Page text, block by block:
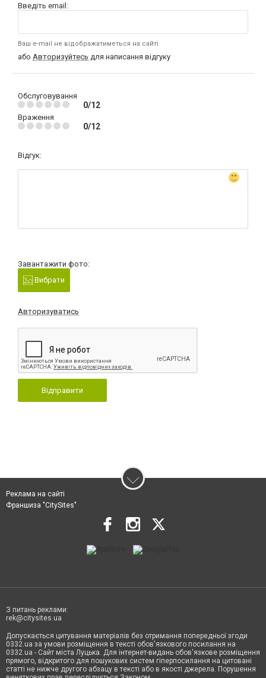
Введіть email:
Ваш e-mail не відображатиметься на сайті
або Авторизуйтесь для написання відгуку
Обслуговування
0/12
Враження
0/12
Відгук:
Завантажити фото:
Вибрати
Авторизуватись
Відправити
Реклама на сайті
Франшиза "CitySites"
З питань реклами:
rek@citysites.ua
Допускається цитування матеріалів без отримання попередньої згоди
0332.ua за умови розміщення в тексті обов'язкового посилання на
0332.ua - Сайт міста Луцька. Для інтернет-видань обов'язкове розміщення
прямого, відкритого для пошукових систем гіперпосилання на цитовані
статті не нижче другого абзацу в тексті або в якості джерела. Порушення